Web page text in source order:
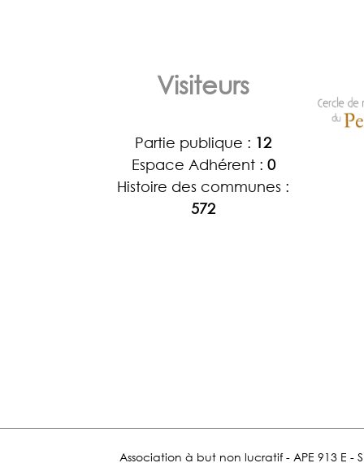
Visiteurs
Partie publique : 12
Espace Adhérent : 0
Histoire des communes :
572
Association à but non lucratif - APE 913 E -